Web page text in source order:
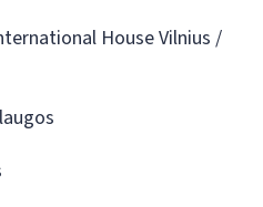
House Vilnius /